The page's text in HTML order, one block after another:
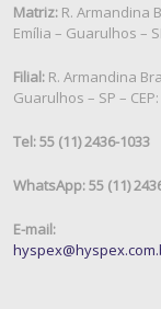
Matriz: R. Armandina
Emília – Guarulhos –
Filial: R. Armandina
Guarulhos – SP –
Tel: 55 (11) 2436-1033
WhatsApp: 55 (11)
E-mail: